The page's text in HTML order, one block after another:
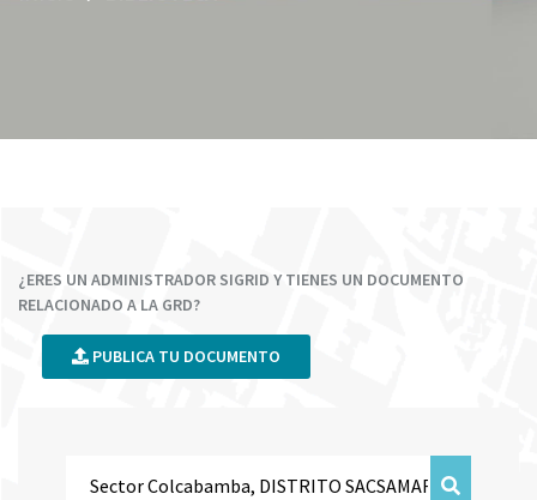
¿ERES UN ADMINISTRADOR SIGRID Y TIENES UN DOCUMENTO
RELACIONADO A LA GRD?
PUBLICA TU DOCUMENTO